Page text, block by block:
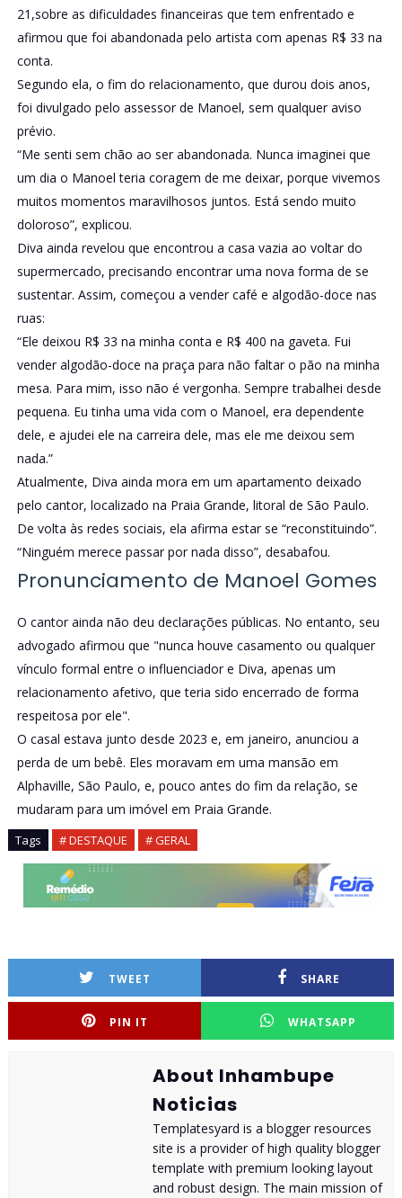
21,sobre as dificuldades financeiras que tem enfrentado e
afirmou que foi abandonada pelo artista com apenas R$ 33 na
conta.
Segundo ela, o fim do relacionamento, que durou dois anos,
foi divulgado pelo assessor de Manoel, sem qualquer aviso
prévio.
“Me senti sem chão ao ser abandonada. Nunca imaginei que
um dia o Manoel teria coragem de me deixar, porque vivemos
muitos momentos maravilhosos juntos. Está sendo muito
doloroso”, explicou.
Diva ainda revelou que encontrou a casa vazia ao voltar do
supermercado, precisando encontrar uma nova forma de se
sustentar. Assim, começou a vender café e algodão-doce nas
ruas:
“Ele deixou R$ 33 na minha conta e R$ 400 na gaveta. Fui
vender algodão-doce na praça para não faltar o pão na minha
mesa. Para mim, isso não é vergonha. Sempre trabalhei desde
pequena. Eu tinha uma vida com o Manoel, era dependente
dele, e ajudei ele na carreira dele, mas ele me deixou sem
nada.”
Atualmente, Diva ainda mora em um apartamento deixado
pelo cantor, localizado na Praia Grande, litoral de São Paulo.
De volta às redes sociais, ela afirma estar se “reconstituindo”.
“Ninguém merece passar por nada disso”, desabafou.
Pronunciamento de Manoel Gomes
O cantor ainda não deu declarações públicas. No entanto, seu
advogado afirmou que "nunca houve casamento ou qualquer
vínculo formal entre o influenciador e Diva, apenas um
relacionamento afetivo, que teria sido encerrado de forma
respeitosa por ele".
O casal estava junto desde 2023 e, em janeiro, anunciou a
perda de um bebê. Eles moravam em uma mansão em
Alphaville, São Paulo, e, pouco antes do fim da relação, se
mudaram para um imóvel em Praia Grande.
Tags # DESTAQUE # GERAL
TWEET SHARE
PIN IT WHATSAPP
About Inhambupe
Noticias
Templatesyard is a blogger resources
site is a provider of high quality blogger
template with premium looking layout
and robust design. The main mission of